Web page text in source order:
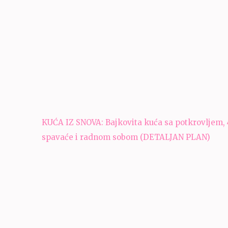
Navigacija
članaka
KUĆA IZ SNOVA: Bajkovita kuća sa potkrovljem,
spavaće i radnom sobom (DETALJAN PLAN)